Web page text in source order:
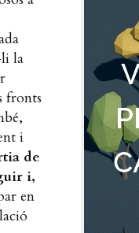
la
fronts
i
de
i,
en